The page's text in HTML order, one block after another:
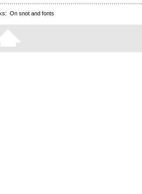
On snot and fonts